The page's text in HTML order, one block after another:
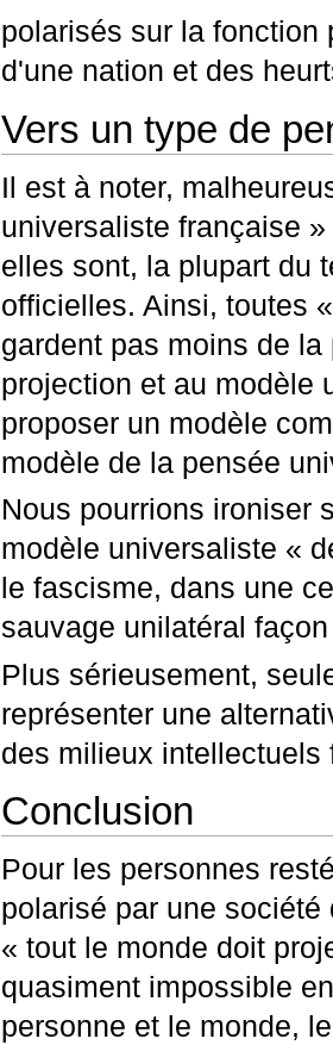
polarisés sur la fonction
d'une nation et des
Vers un type de
Il est à noter,
universaliste française
elles sont, la plupart du
officielles. Ainsi, toutes
gardent pas moins de
projection et au modèle
proposer un modèle
modèle de la pensée
Nous pourrions ironiser
modèle universaliste «
le fascisme, dans une
sauvage unilatéral
Plus sérieusement,
représenter une
des milieux
Conclusion
Pour les personnes
polarisé par une
« tout le monde doit
quasiment impossible
personne et le monde,